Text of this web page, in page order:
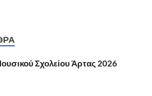
Σχολείου Άρτας 2026